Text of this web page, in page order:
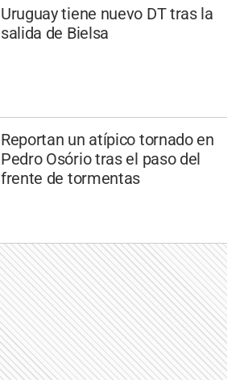
Uruguay tiene nuevo DT tras la
salida de Bielsa
Reportan un atípico tornado en
Pedro Osório tras el paso del
frente de tormentas